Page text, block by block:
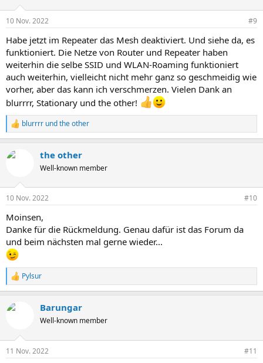
e
:
10 Nov. 2022 #9
Habe jetzt im Repeater das Mesh deaktiviert. Und siehe da, es
funktioniert. Die Netze von Router und Repeater haben
weiterhin die selbe SSID und WLAN-Roaming funktioniert
auch weiterhin, vielleicht nicht mehr ganz so geschmeidig wie
vorher, aber das kann ich verschmerzen. Vielen Dank an
blurrrr, Stationary und the other!
R
e
k
e
:
blurrrr undthe other
the other
Well-known member
10 Nov. 2022 #10
Moinsen,
Danke für die Rückmeldung. Genau dafür ist das Forum da
und beim nächsten mal gerne wieder...
R
e
k
e
Pylsur
Barungar
Well-known member
11 Nov. 2022 #11